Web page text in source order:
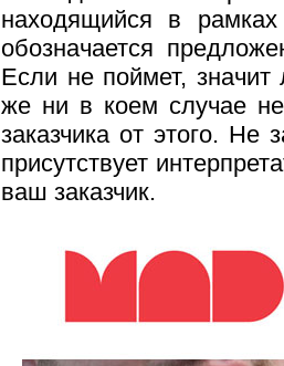
находящийся в рамках
обозначается
Если не поймет, значит
же ни в коем случае
заказчика от этого. Не
присутствует
ваш заказчик.